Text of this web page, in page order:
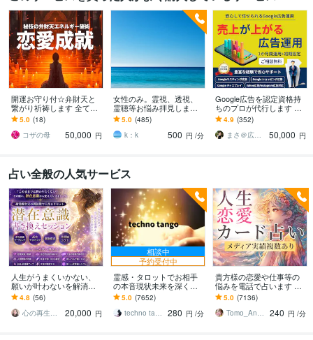
開運お守り付☆弁財天と
繋がり祈祷します 全ての
恋愛に対応してます、遠
恋、音信不通、複雑恋
愛、復縁
5.0 (18)
コザの母
50,000 円
女性のみ。霊視、透視、
霊聴等お悩み拝見します
リピーターさまはこの先
のこと等お伝えいたしま
す。
5.0 (485)
k：k
500 円 /分
Google広告を認定資格持
ちのプロが代行します 相
談無料_初期設定＋週次報
告＋1か月間運用代行込み
で丸投げ可
4.9 (352)
まさ＠広告代理店
50,000 円
占い全般の人気サービス
人生がうまくいかない、
願いが叶わないを解消し
ます 現実を変えるために
努力したのに、自力では
もう無理と感じている
4.8 (56)
心の再生セラピスト YASUKO
20,000 円
相談中
予約受付中
霊感・タロットでお相手
の本音現状未来を深く視
ます 恋愛・仕事・家族・
人間関係の本質を見抜き
スピード解決へ
5.0 (7652)
techno tango
280 円 /分
貴方様の恋愛や仕事等の
悩みを電話で占います タ
ロットカード、オラクル
カード、ルノルマンカー
ドを使用します
5.0 (7136)
Tomo_Angel7
240 円 /分